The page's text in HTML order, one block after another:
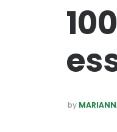
POSTED
BY
by